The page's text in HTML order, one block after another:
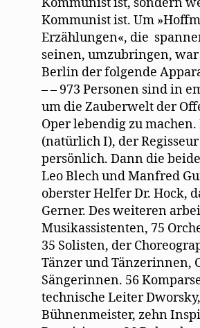
Kommunist ist. Um
Erzählungen«, die
seinen, umzubringen,
Berlin der folgende
– – 973 Personen sind in
um die Zauberwelt der
Oper lebendig zu machen.
(natürlich I), der
persönlich. Dann die
Leo Blech und Manfred
oberster Helfer Dr. Hock,
Gerner. Des weiteren
Musikassistenten, 75
35 Solisten, der
Tänzer und Tänzerinnen,
Sängerinnen. 56
technische Leiter
Bühnenmeister, zehn